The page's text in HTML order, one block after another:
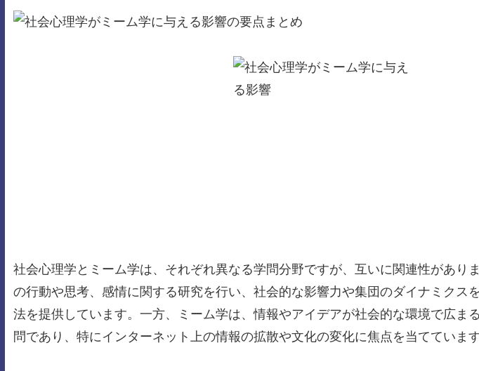
社会心理学とミーム学は、それぞれ異なる学問分野ですが、互いに関連性があり
の行動や思考、感情に関する研究を行い、社会的な影響力や集団のダイナミクス
法を提供しています。一方、ミーム学は、情報やアイデアが社会的な環境で広ま
問であり、特にインターネット上の情報の拡散や文化の変化に焦点を当てています